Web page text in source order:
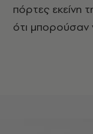
πόρτες εκείνη
ότι μπορούσαν